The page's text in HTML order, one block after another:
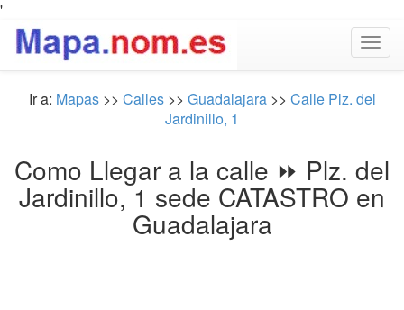
'
Ir a: Mapas >> Calles >> Guadalajara >> Calle Plz. del
Jardinillo, 1
Como Llegar a la calle ⏩ Plz. del
Jardinillo, 1 sede CATASTRO en
Guadalajara